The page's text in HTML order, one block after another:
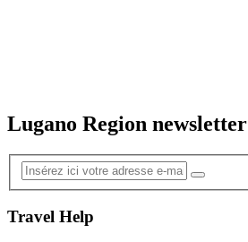
Lugano Region newsletter
Travel Help